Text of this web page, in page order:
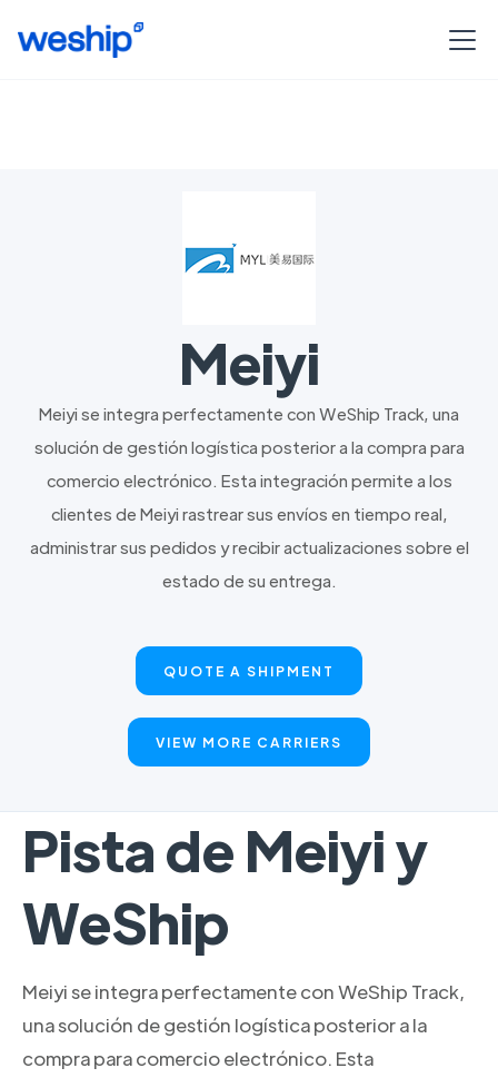
Meiyi
Meiyi se integra perfectamente con WeShip Track, una
solución de gestión logística posterior a la compra para
comercio electrónico. Esta integración permite a los
clientes de Meiyi rastrear sus envíos en tiempo real,
administrar sus pedidos y recibir actualizaciones sobre el
estado de su entrega.
QUOTE A SHIPMENT
VIEW MORE CARRIERS
Pista de Meiyi y
WeShip
Meiyi se integra perfectamente con WeShip Track,
una solución de gestión logística posterior a la
compra para comercio electrónico. Esta